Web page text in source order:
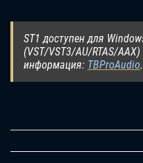
ST1 доступен для
(VST/VST3/AU/RTAS/
информация: TBProAudio.